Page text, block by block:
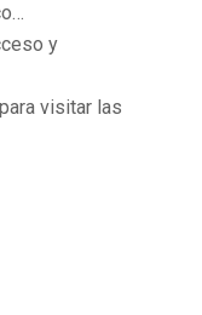
y
visitar las